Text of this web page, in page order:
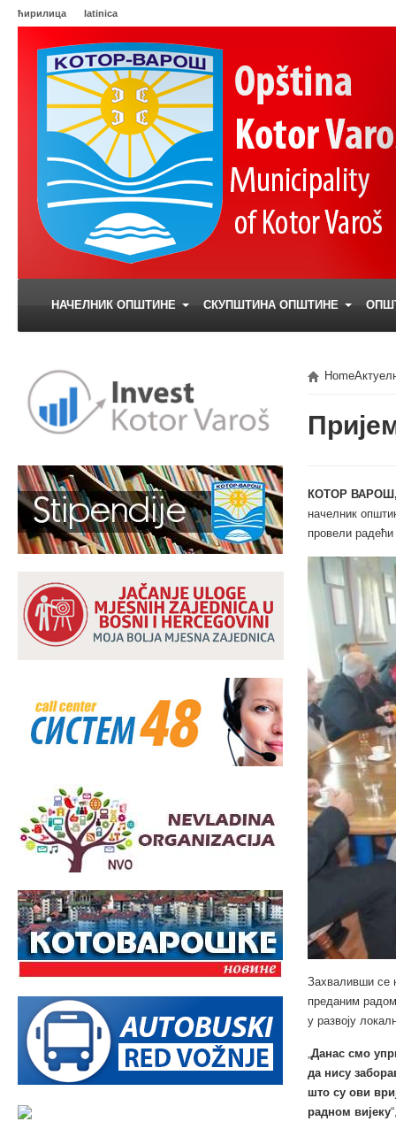
ћирилица latinica
НАЧЕЛНИК ОПШТИНЕ СКУПШТИНА ОПШТИНЕ
Home
КОТОР
начелник
провели радећи
Захваливши се
преданим
у развоју
„Данас смо
да нису
што су ови
радном вијеку